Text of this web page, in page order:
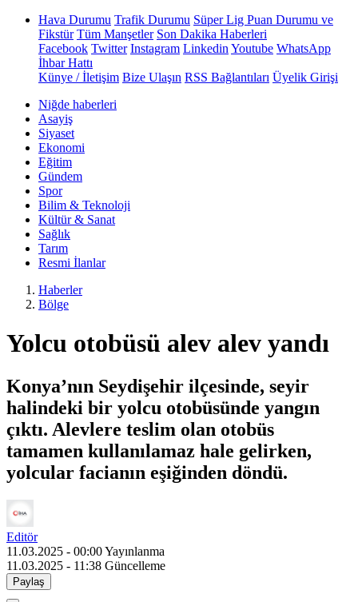
Hava Durumu Trafik Durumu Süper Lig Puan Durumu ve
Fikstür Tüm Manşetler Son Dakika Haberleri
Facebook Twitter Instagram Linkedin Youtube WhatsApp
İhbar Hattı
Künye / İletişim Bize Ulaşın RSS Bağlantıları Üyelik Girişi
Niğde haberleri
Asayiş
Siyaset
Ekonomi
Eğitim
Gündem
Spor
Bilim & Teknoloji
Kültür & Sanat
Sağlık
Tarım
Resmi İlanlar
Haberler
Bölge
Yolcu otobüsü alev alev yandı
Konya’nın Seydişehir ilçesinde, seyir
halindeki bir yolcu otobüsünde yangın
çıktı. Alevlere teslim olan otobüs
tamamen kullanılamaz hale gelirken,
yolcular facianın eşiğinden döndü.
Editör
11.03.2025 - 00:00Yayınlanma
11.03.2025 - 11:38 Güncelleme
Paylaş